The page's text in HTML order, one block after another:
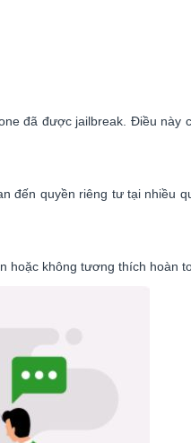
đã được jailbreak. Điều này
đến quyền riêng tư tại nhiều
không tương thích hoàn